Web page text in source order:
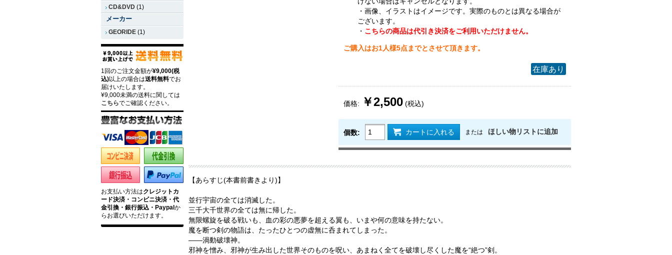
・画像、イラストはイメージです。実際のものとは異なる場合が
ございます。
・ こちらの商品は代引き決済をご利用いただけません。
ご購入はお1人様5点までとさせて頂きます。
在庫あり
価格: ￥2,500 (税込)
個数: カートに入れる または ほしい物リストに追加
【あらすじ(本書前書きより)】
並行宇宙の全ては消滅した。
三千大千世界の全ては無に帰した。
無限螺旋を破る戦いも、血の彩の悪夢を超える翼も、いまや何の意味を持たない。
魔を断つ剣の物語は、たったひとつの虚無に呑まれてしまった。
――渦動破壊神。
邪神を憎み、邪神が生み出した世界そのものを呪い、あまねく全てを破壊し尽くした魔を“絶つ”剣。
CD&DVD (1)
メーカー
GEORIDE (1)
1回のご注文金額が¥9,000(税
込)以上の場合は送料無料でお
届けいたします。
¥9,000未満の送料に関しては
こちらでご確認ください。
お支払い方法はクレジットカ
ード決済・コンビニ決済・代
金引換・銀行振込・Paypal か
らお選びいただけます。